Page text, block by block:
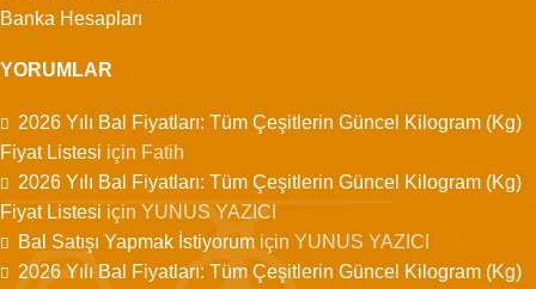
Banka Hesapları
YORUMLAR
2026 Yılı Bal Fiyatları: Tüm Çeşitlerin Güncel Kilogram (Kg)
Fiyat Listesi için Fatih
2026 Yılı Bal Fiyatları: Tüm Çeşitlerin Güncel Kilogram (Kg)
Fiyat Listesi için YUNUS YAZICI
Bal Satışı Yapmak İstiyorum için YUNUS YAZICI
2026 Yılı Bal Fiyatları: Tüm Çeşitlerin Güncel Kilogram (Kg)